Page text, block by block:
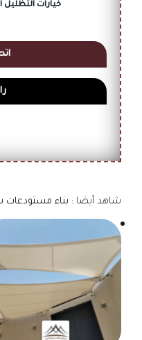
خيارات
شاهد أيضا : بناء مستودعات